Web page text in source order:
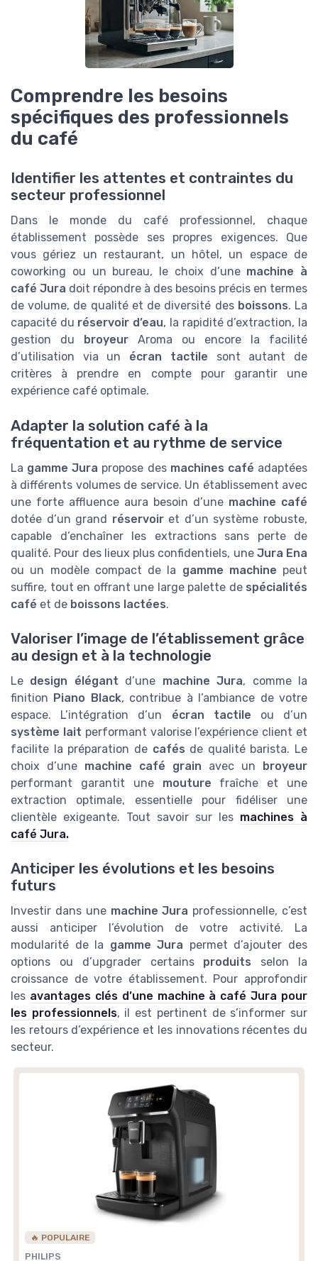
Comprendre les besoins
spécifiques des professionnels
du café
Identifier les attentes et contraintes du
secteur professionnel
Dans le monde du café professionnel, chaque
établissement possède ses propres exigences. Que
vous gériez un restaurant, un hôtel, un espace de
coworking ou un bureau, le choix d’une machine à
café Jura doit répondre à des besoins précis en termes
de volume, de qualité et de diversité des boissons. La
capacité du réservoir d’eau, la rapidité d’extraction, la
gestion du
broyeur Aroma ou encore la facilité
d’utilisation via un écran tactile sont autant de
critères à prendre en compte pour garantir une
expérience café optimale.
Adapter la solution café à la
fréquentation et au rythme de service
La gamme Jura propose des machines café adaptées
à différents volumes de service. Un établissement avec
une forte affluence aura besoin d’une machine café
dotée d’un grand réservoiret d’un système robuste,
capable d’enchaîner les extractions sans perte de
qualité. Pour des lieux plus confidentiels, une Jura Ena
ou un modèle compact de la gamme machine peut
suffire, tout en offrant une large palette de spécialités
café et de boissons lactées.
Valoriser l’image de l’établissement grâce
au design et à la technologie
Le design élégant d’une machine Jura, comme la
finition Piano Black, contribue à l’ambiance de votre
espace. L’intégration d’un écran tactile ou d’un
système lait performant valorise l’expérience client et
facilite la préparation de cafés de qualité barista. Le
choix d’une machine café grain avec un broyeur
performant garantit une mouture fraîche et une
extraction optimale, essentielle pour fidéliser une
clientèle exigeante. Tout savoir sur les machines à
café Jura.
Anticiper les évolutions et les besoins
futurs
Investir dans une machine Jura professionnelle, c’est
aussi anticiper l’évolution de votre activité. La
modularité de la gamme Jura permet d’ajouter des
options ou d’upgrader certains produits selon la
croissance de votre établissement. Pour approfondir
les avantages clés d’une machine à café Jura pour
les professionnels, il est pertinent de s’informer sur
les retours d’expérience et les innovations récentes du
secteur.
🔥 POPULAIRE
PHILIPS